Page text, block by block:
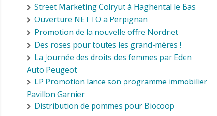
Street Marketing Colryut à Haghental le Bas
Ouverture NETTO à Perpignan
Promotion de la nouvelle offre Nordnet
Des roses pour toutes les grand-mères !
La Journée des droits des femmes par Eden
Auto Peugeot
LP Promotion lance son programme immobilier
Pavillon Garnier
Distribution de pommes pour Biocoop